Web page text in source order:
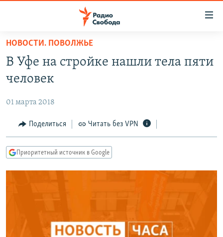
упрощенного
доступа
основному
Вернутся
главной
навигации
Вернутся
ПРОГРАММЫ
ПОДКАСТЫ
ЦИТАТЫ СВОБОДЫ
МНЕНИЯ
IDEL.РЕАЛИИ
КАВКАЗ.РЕАЛИИ
РАСПИСАНИЕ ВЕЩАНИЯ
НОВОСТИ. ПОВОЛЖЬЕ
В Уфе на стройке нашли тела пяти
человек
01 марта 2018
Поделиться Читать без VPN
Приоритетный источник в Google